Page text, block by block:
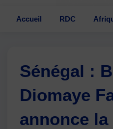
Accueil RDC
Sénégal :
Diomaye
annonce